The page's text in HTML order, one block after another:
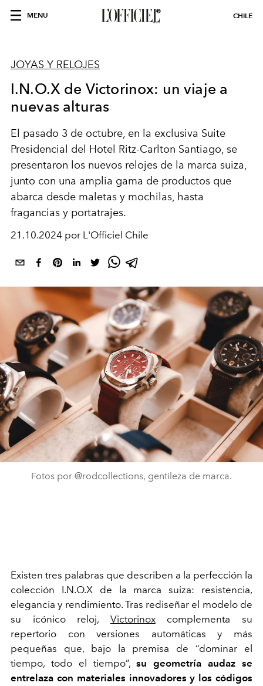
MENU CHILE
JOYAS Y RELOJES
I.N.O.X de Victorinox: un viaje a
nuevas alturas
El pasado 3 de octubre, en la exclusiva Suite
Presidencial del Hotel Ritz-Carlton Santiago, se
presentaron los nuevos relojes de la marca suiza,
junto con una amplia gama de productos que
abarca desde maletas y mochilas, hasta
fragancias y portatrajes.
21.10.2024 por L'Officiel Chile
Fotos por @rodcollections, gentileza de marca.
Existen tres palabras que describen a la perfección la
colección I.N.O.X de la marca suiza: resistencia,
elegancia y rendimiento. Tras rediseñar el modelo de
su icónico reloj, Victorinoxcomplementa su
repertorio con versiones automáticas y más
pequeñas que, bajo la premisa de “dominar el
tiempo, todo el tiempo”,su geometría audaz se
entrelaza con materiales innovadores y los códigos